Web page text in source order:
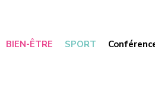
BIEN-ÊTRE SPORT